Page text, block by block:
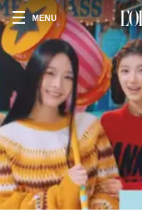
MENU